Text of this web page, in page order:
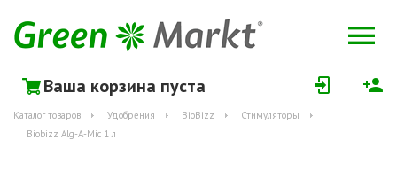
Ваша корзина пуста
Каталог товаров Удобрения BioBizz
Стимуляторы
Biobizz Alg-A-Mic 1 л